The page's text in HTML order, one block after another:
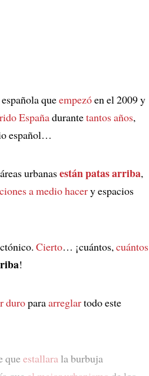
queempezóen el 2009 y
Españadurantetantos años,
español…
urbanasestán patas arriba,
a medio hacery espacios
Cierto… ¡cuántos, cuántos
!
duroparaarreglartodo este
queestallara la burbuja